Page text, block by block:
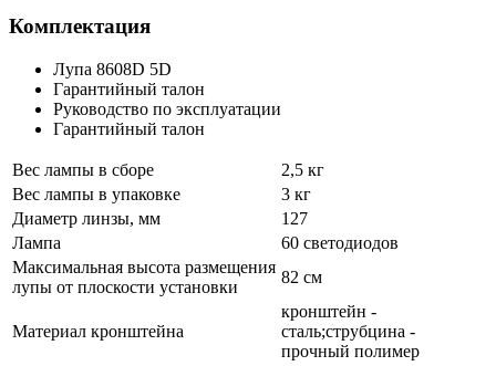
Комплектация
Лупа 8608D 5D
Гарантийный талон
Руководство по эксплуатации
Гарантийный талон
Вес лампы в сборе
2,5 кг
Вес лампы в упаковке
3 кг
Диаметр линзы, мм
127
Лампа
60 светодиодов
Максимальная высота размещения
лупы от плоскости установки
82 см
Материал кронштейна
кронштейн -
сталь;струбцина -
прочный полимер